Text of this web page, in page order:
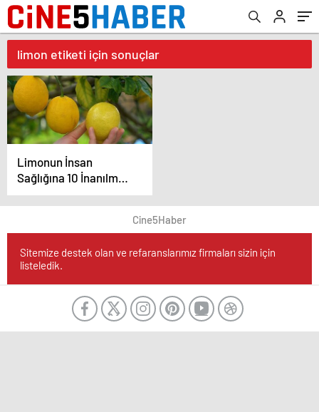
limon etiketi için sonuçlar
Limonun İnsan
Sağlığına 10 İnanılmaz
Faydası
Cine5Haber
Sitemize destek olan ve refaranslarımız firmaları sizin için
listeledik.